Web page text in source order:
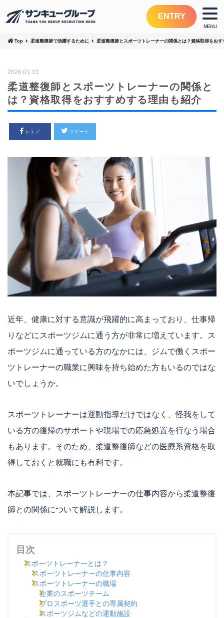
ENTRY
Top 柔道整復師で活躍するために 柔道整復師とスポーツトレーナーの関係とは？資格取得をお
2020.01.13
柔道整復師とスポーツトレーナーの関係と
は？資格取得をおすすめする理由も紹介
シェア ツイート
近年、健康に対する意識が飛躍的に高まっており、仕事帰
りなどにスポーツジムに通う方が非常に増えています。ス
ポーツジムに通っている方のなかには、ジムで働くスポー
ツトレーナーの職業に興味を持ち始めた方もいるのではな
いでしょうか。
スポーツトレーナーは運動指導だけではなく、怪我をして
いる方の復帰のサポートや現場での応急処置を行なう場合
もあります。そのため、柔道整復師などの医療系資格を取
得しておくと就職にも有利です。
本記事では、スポーツトレーナーの仕事内容から柔道整復
師との関係について解説します。
目次
スポーツトレーナーとは？
スポーツトレーナーの仕事内容
スポーツトレーナーの職場
企業のスポーツチーム
プロスポーツ選手との専属契約
スポーツジムなどの運動施設